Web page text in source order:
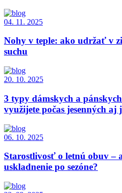
04. 11. 2025
Nohy v teple: ako udržať v
suchu
20. 10. 2025
3 typy dámskych a
využijete počas jesenných
06. 10. 2025
Starostlivosť o letnú obuv
uskladnenie po sezóne?